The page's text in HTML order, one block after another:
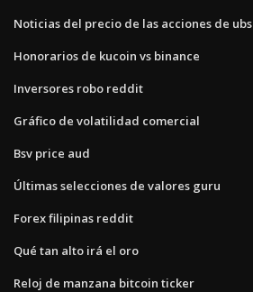
Noticias del precio de las acciones de ubs
Honorarios de kucoin vs binance
Inversores robo reddit
Gráfico de volatilidad comercial
Bsv price aud
Últimas selecciones de valores guru
Forex filipinas reddit
Qué tan alto irá el oro
Reloj de manzana bitcoin ticker